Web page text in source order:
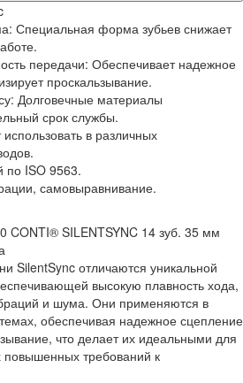
Специальная форма зубьев снижает
передачи: Обеспечивает надежное
проскальзывание.
Долговечные материалы
срок службы.
в различных
по ISO 9563.
самовыравнивание.
SILENTSYNC 14 зуб. 35 мм
SilentSync отличаются уникальной
высокую плавность хода,
и шума. Они применяются в
обеспечивая надежное сцепление
что делает их идеальными для
повышенных требований к